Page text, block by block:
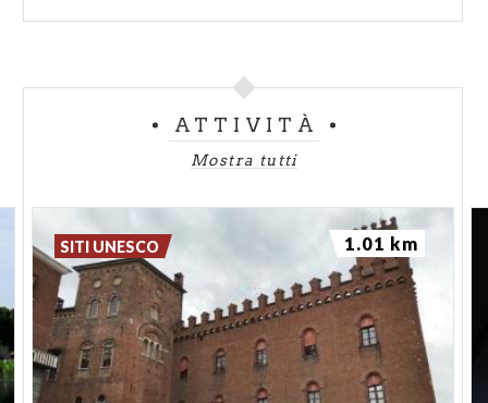
ATTIVITÀ
Mostra tutti
SITI UNESCO 1.01 km